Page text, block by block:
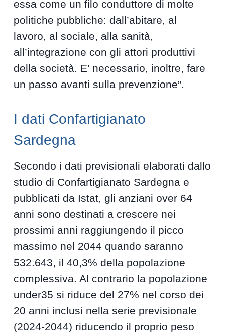
essa come un filo conduttore di molte
politiche pubbliche: dall’abitare, al
lavoro, al sociale, alla sanità,
all’integrazione con gli attori produttivi
della società. E’ necessario, inoltre, fare
un passo avanti sulla prevenzione”.
I dati Confartigianato
Sardegna
Secondo i dati previsionali elaborati dallo
studio di Confartigianato Sardegna e
pubblicati da Istat, gli anziani over 64
anni sono destinati a crescere nei
prossimi anni raggiungendo il picco
massimo nel 2044 quando saranno
532.643, il 40,3% della popolazione
complessiva. Al contrario la popolazione
under35 si riduce del 27% nel corso dei
20 anni inclusi nella serie previsionale
(2024-2044) riducendo il proprio peso